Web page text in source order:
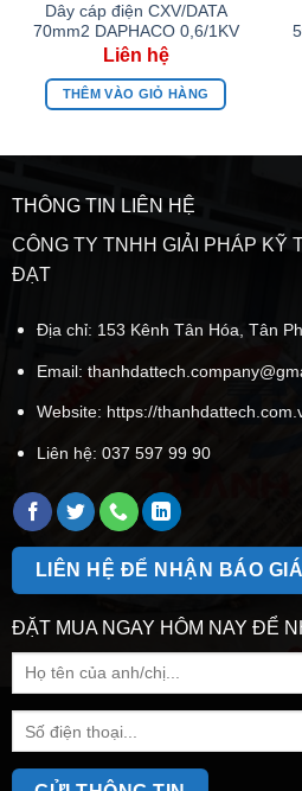
Dây cáp điện CXV/DATA
70mm2 DAPHACO 0,6/1KV
THÊM VÀO GIỎ HÀNG
THÔNG TIN LIÊN HỆ
CÔNG TY TNHH GIẢI PHÁP KỸ
ĐẠT
Địa chỉ: 153 Kênh Tân Hóa, Tân
Email:
Website: https://
Liên hệ: 037 597 99 90
LIÊN HỆ ĐỂ NHẬN BÁO
ĐẶT MUA NGAY HÔM NAY ĐỂ